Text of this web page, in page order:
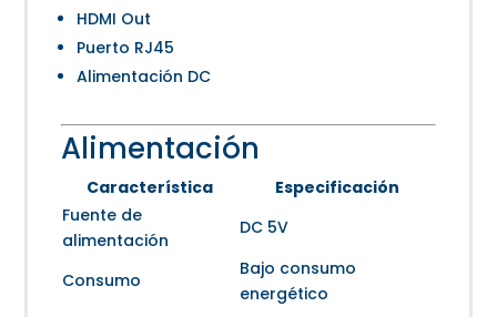
HDMI Out
Puerto RJ45
Alimentación DC
Alimentación
Característica
Especificación
Fuente de
alimentación
DC 5V
Consumo
Bajo consumo
energético